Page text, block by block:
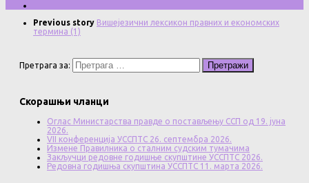
Previous story Вишејезични лексикон правних и економских
термина (1)
Претрага за:
Скорашњи чланци
Оглас Министарства правде о постављењу ССП од 19. јуна
2026.
VII конференција УССПТС 26. септембра 2026.
Измене Правилника о сталним судским тумачима
Закључци редовне годишње скупштине УССПТС 2026.
Редовна годишња скупштина УССПТС 11. марта 2026.